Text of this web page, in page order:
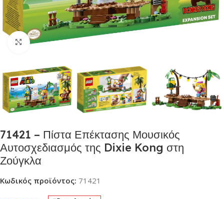
Click to enlarge
71421 – Πίστα Επέκτασης Μουσικός
Αυτοσχεδιασμός της Dixie Kong στη
Ζούγκλα
Κωδικός προϊόντος: 71421